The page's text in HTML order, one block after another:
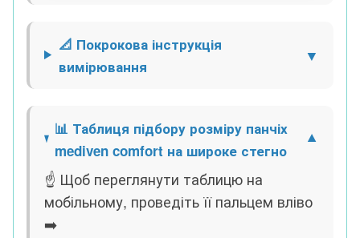
📐 Покрокова інструкція
вимірювання
📊 Таблиця підбору розміру панчіх
mediven comfort на широке стегно
☝ Щоб переглянути таблицю на
мобільному, проведіть її пальцем вліво
➡️